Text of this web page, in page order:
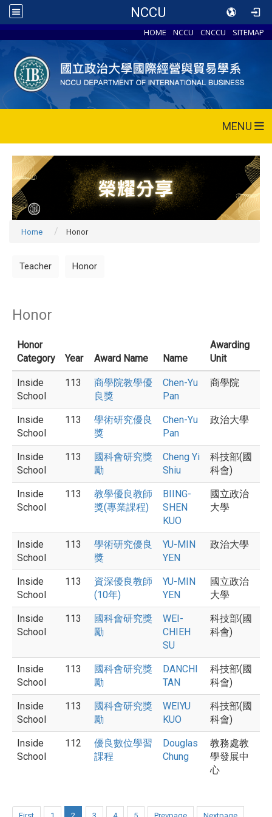
NCCU
HOME NCCU CNCCU SITEMAP
MENU
Home Honor
Teacher Honor
Honor
Honor
Category
Year Award Name Name
Awarding
Unit
Inside
School
113
商學院教學優
良獎
Chen-Yu
Pan
商學院
Inside
School
113
學術研究優良
獎
Chen-Yu
Pan
政治大學
Inside
School
113
國科會研究獎
勵
Cheng Yi
Shiu
科技部(國
科會)
Inside
School
113
教學優良教師
獎(專業課程)
BIING-
SHEN
KUO
國立政治
大學
Inside
School
113
學術研究優良
獎
YU-MIN
YEN
政治大學
Inside
School
113
資深優良教師
(10年)
YU-MIN
YEN
國立政治
大學
Inside
School
113
國科會研究獎
勵
WEI-
CHIEH
SU
科技部(國
科會)
Inside
School
113
國科會研究獎
勵
DANCHI
TAN
科技部(國
科會)
Inside
School
113
國科會研究獎
勵
WEIYU
KUO
科技部(國
科會)
Inside
School
112
優良數位學習
課程
Douglas
Chung
教務處教
學發展中
心